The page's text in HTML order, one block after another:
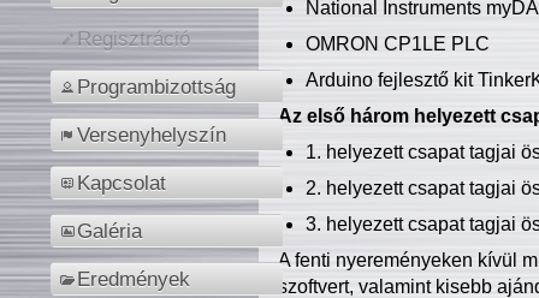
Regisztráció
Programbizottság
Versenyhelyszín
Kapcsolat
Galéria
Eredmények
National Instruments
OMRON CP1LE PLC
Arduino fejlesztő kit
Az első három helyezett
1. helyezett csapat tagjai
2. helyezett csapat tagjai
3. helyezett csapat tagjai
A fenti nyereményeken kívül
szoftvert, valamint kisebb